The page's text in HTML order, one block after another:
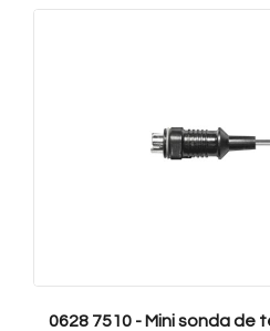
0628 7510 - Mini sonda